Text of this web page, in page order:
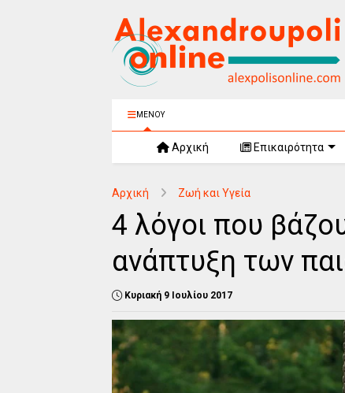
ΜΕΝΟΥ
Αρχική Επικαιρότητα
Αρχική Ζωή και Υγεία
4 λόγοι που
ανάπτυξη των
Κυριακή 9 Ιουλίου 2017